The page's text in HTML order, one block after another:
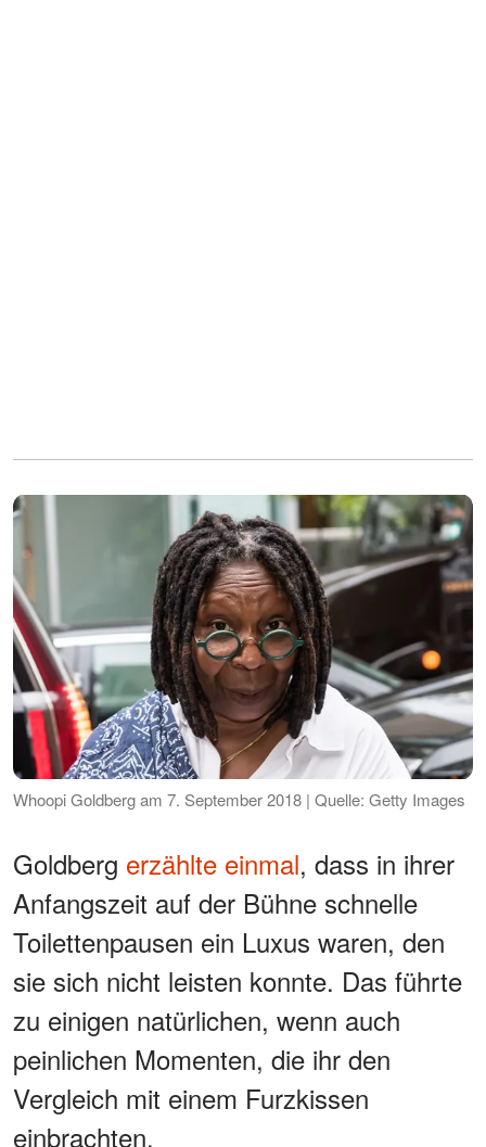
Whoopi Goldberg am 7. September 2018 | Quelle: Getty Images
Goldberg erzählte einmal, dass in ihrer
Anfangszeit auf der Bühne schnelle
Toilettenpausen ein Luxus waren, den
sie sich nicht leisten konnte. Das führte
zu einigen natürlichen, wenn auch
peinlichen Momenten, die ihr den
Vergleich mit einem Furzkissen
einbrachten.